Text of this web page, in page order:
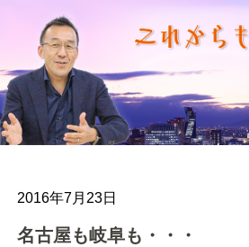
2016年7月23日
名古屋も岐阜も・・・